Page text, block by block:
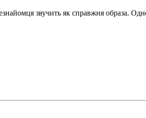
звучить як справжня образа.